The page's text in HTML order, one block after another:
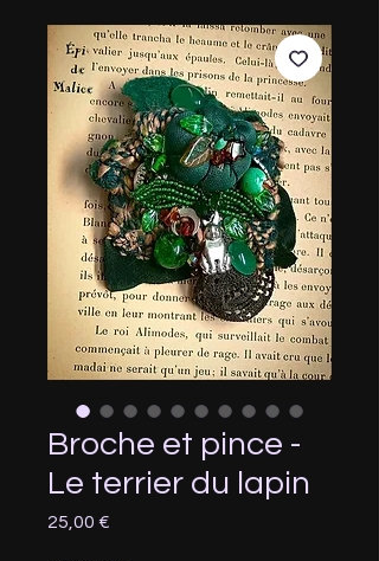
Broche et pince -
Le terrier du lapin
25,00 €